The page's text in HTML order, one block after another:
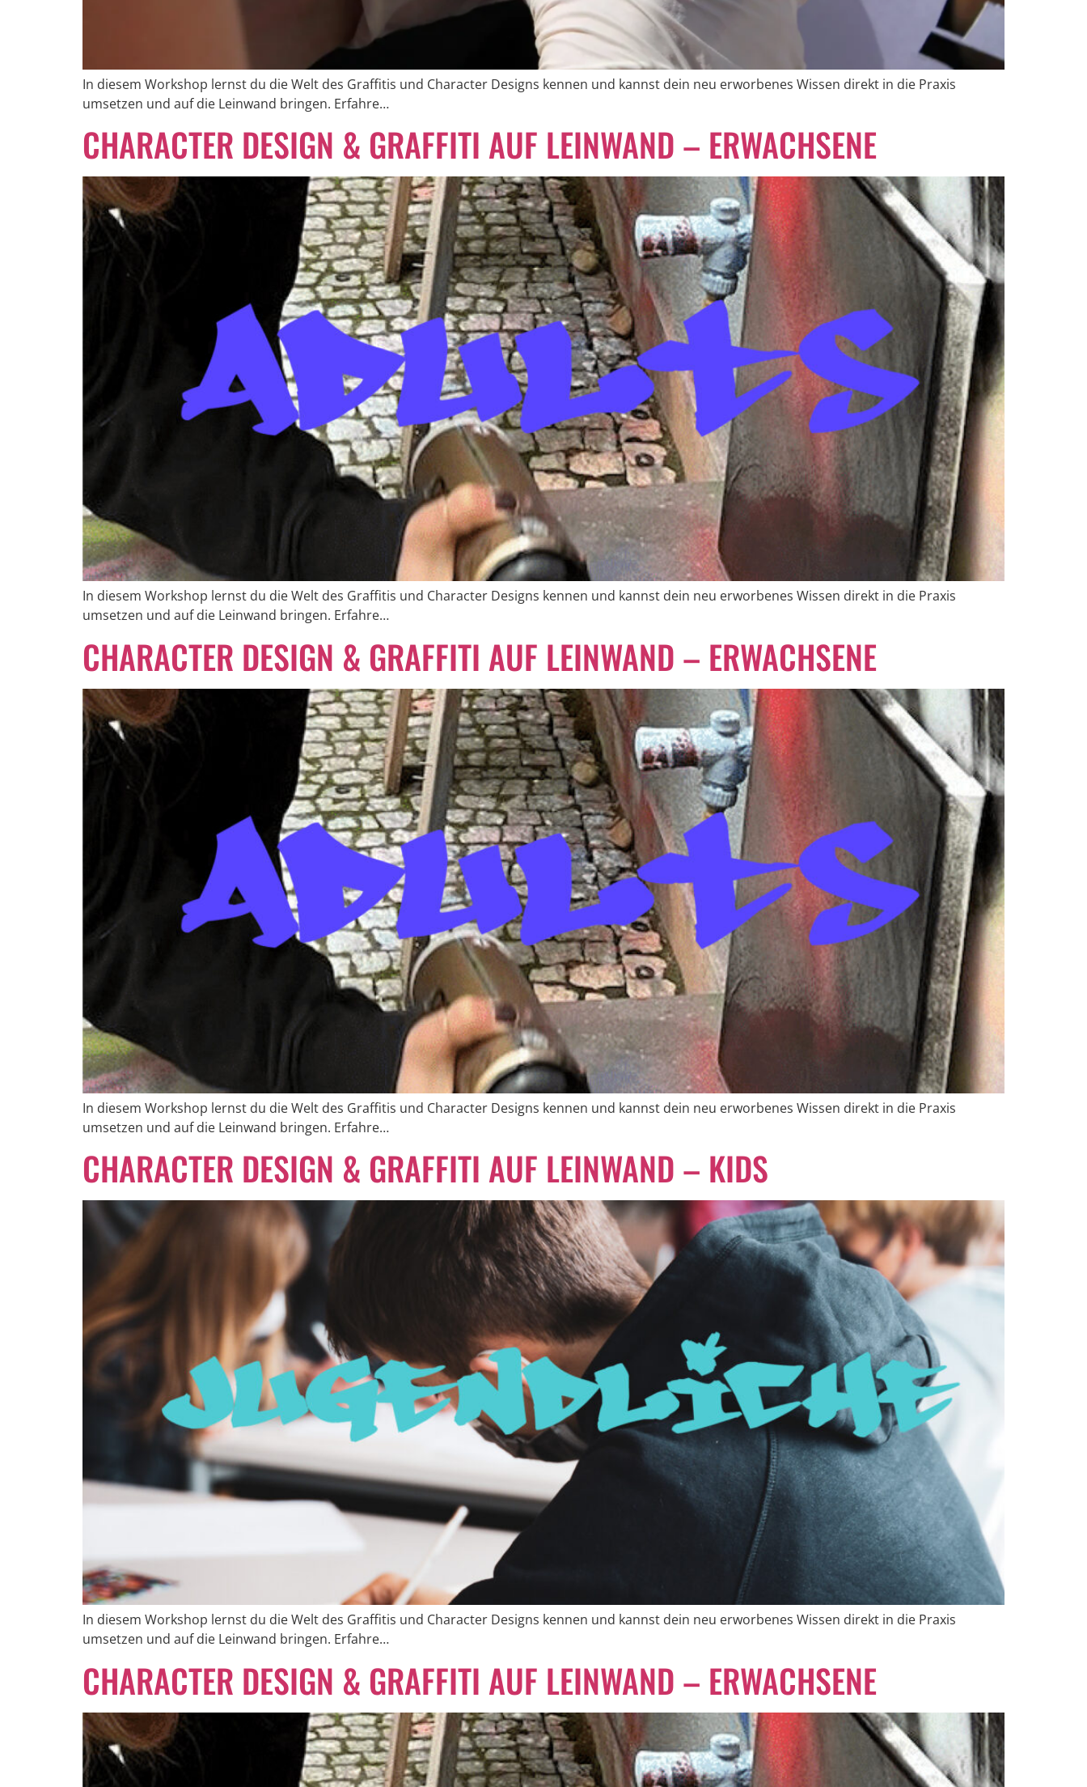
In diesem Workshop lernst du die Welt des Graffitis und Character Designs kennen und kannst dein neu erworbenes Wissen direkt in die Praxis
umsetzen und auf die Leinwand bringen. Erfahre…
CHARACTER DESIGN & GRAFFITI AUF LEINWAND – ERWACHSENE
In diesem Workshop lernst du die Welt des Graffitis und Character Designs kennen und kannst dein neu erworbenes Wissen direkt in die Praxis
umsetzen und auf die Leinwand bringen. Erfahre…
CHARACTER DESIGN & GRAFFITI AUF LEINWAND – ERWACHSENE
In diesem Workshop lernst du die Welt des Graffitis und Character Designs kennen und kannst dein neu erworbenes Wissen direkt in die Praxis
umsetzen und auf die Leinwand bringen. Erfahre…
CHARACTER DESIGN & GRAFFITI AUF LEINWAND – KIDS
In diesem Workshop lernst du die Welt des Graffitis und Character Designs kennen und kannst dein neu erworbenes Wissen direkt in die Praxis
umsetzen und auf die Leinwand bringen. Erfahre…
CHARACTER DESIGN & GRAFFITI AUF LEINWAND – ERWACHSENE